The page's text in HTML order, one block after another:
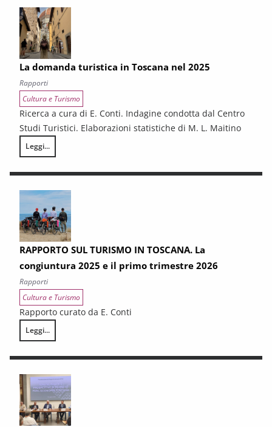
La domanda turistica in Toscana nel 2025
Rapporti
Cultura e Turismo
Ricerca a cura di E. Conti. Indagine condotta dal Centro
Studi Turistici. Elaborazioni statistiche di M. L. Maitino
Leggi...
La domanda turistica in Toscana nel 2025
RAPPORTO SUL TURISMO IN TOSCANA. La
congiuntura 2025 e il primo trimestre 2026
Rapporti
Cultura e Turismo
Rapporto curato da E. Conti
Leggi...
RAPPORTO SUL TURISMO IN TOSCANA. La congiuntura 2025 e il